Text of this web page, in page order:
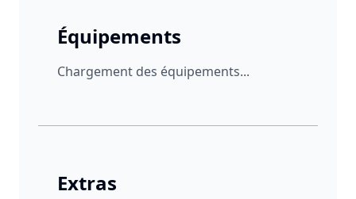
Équipements
Chargement des équipements...
Extras